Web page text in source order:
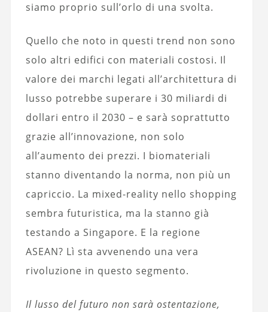
siamo proprio sull’orlo di una svolta.
Quello che noto in questi trend non sono
solo altri edifici con materiali costosi. Il
valore dei marchi legati all’architettura di
lusso potrebbe superare i 30 miliardi di
dollari entro il 2030 – e sarà soprattutto
grazie all’innovazione, non solo
all’aumento dei prezzi. I biomateriali
stanno diventando la norma, non più un
capriccio. La mixed-reality nello shopping
sembra futuristica, ma la stanno già
testando a Singapore. E la regione
ASEAN? Lì sta avvenendo una vera
rivoluzione in questo segmento.
Il lusso del futuro non sarà ostentazione,